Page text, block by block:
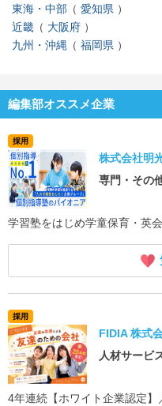
東海・中部
愛知県
近畿
大阪府
九州・沖縄
福岡県
編集部オススメ企業
採用
株式会社明
専門・その
学習塾をはじめ学童保育・英
採用
FIDIA 株式
人材サービ
4年連続【ホワイト企業認定】